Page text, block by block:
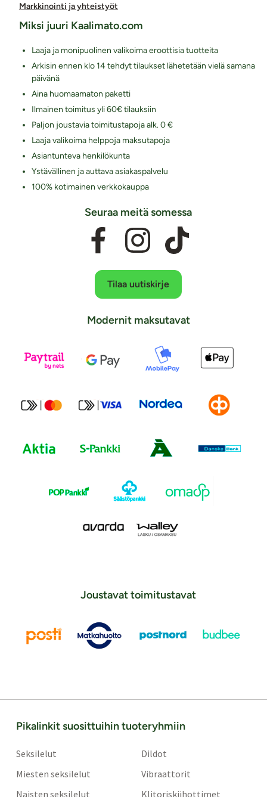
Markkinointi ja yhteistyöt
Miksi juuri Kaalimato.com
Laaja ja monipuolinen valikoima eroottisia tuotteita
Arkisin ennen klo 14 tehdyt tilaukset lähetetään vielä samana
päivänä
Aina huomaamaton paketti
Ilmainen toimitus yli 60€ tilauksiin
Paljon joustavia toimitustapoja alk. 0 €
Laaja valikoima helppoja maksutapoja
Asiantunteva henkilökunta
Ystävällinen ja auttava asiakaspalvelu
100% kotimainen verkkokauppa
Seuraa meitä somessa
Tilaa uutiskirje
Modernit maksutavat
Joustavat toimitustavat
Pikalinkit suosittuihin tuoteryhmiin
Seksilelut
Miesten seksilelut
Naisten seksilelut
Dildot
Vibraattorit
Klitoriskiihottimet